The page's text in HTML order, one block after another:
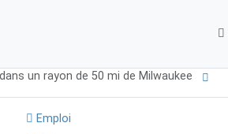
un rayon de 50 mi de Milwaukee
Emploi